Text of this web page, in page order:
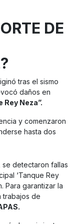
DE
tras el sismo
daños en
Rey Neza”.
y comenzaron
hasta dos
se detectaron fallas
‘Tanque Rey
Para garantizar la
trabajos de